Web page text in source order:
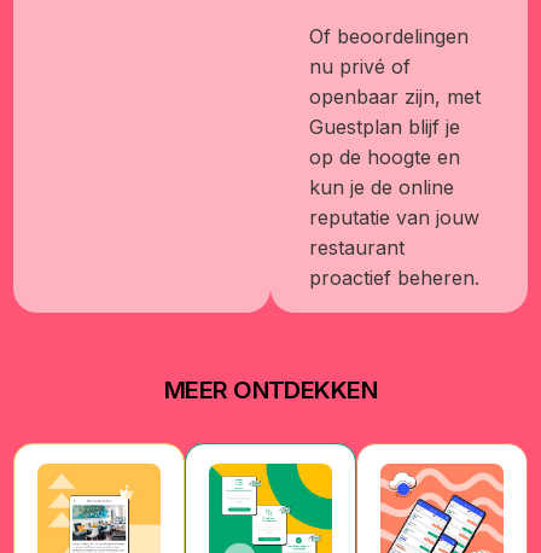
Of beoordelingen
nu privé of
openbaar zijn, met
Guestplan blijf je
op de hoogte en
kun je de online
reputatie van jouw
restaurant
proactief beheren.
MEER ONTDEKKEN